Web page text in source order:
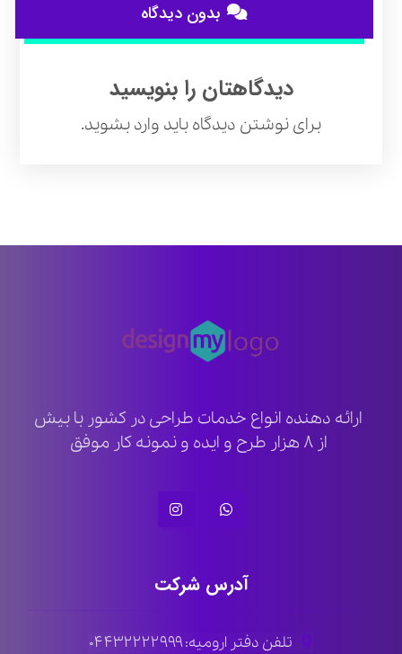
بدون دیدگاه
دیدگاهتان را بنویسید
برای نوشتن دیدگاه باید وارد بشوید.
ارائه دهنده انواع خدمات طراحی در کشور با بیش
از ۸ هزار طرح و ایده و نمونه کار موفق
آدرس شرکت
تلفن دفتر ارومیه: ۰۴۴۳۲۲۲۲۹۹۹